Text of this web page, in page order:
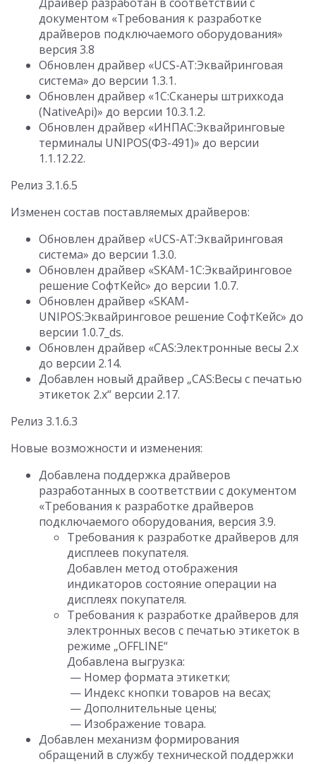
документом «Требования к разработке
драйверов подключаемого оборудования»
версия 3.8
Обновлен драйвер «UCS-AT:Эквайринговая
система» до версии 1.3.1.
Обновлен драйвер «1С:Сканеры штрихкода
(NativeApi)» до версии 10.3.1.2.
Обновлен драйвер «ИНПАС:Эквайринговые
терминалы UNIPOS(ФЗ-491)» до версии
1.1.12.22.
Релиз 3.1.6.5
Изменен состав поставляемых драйверов:
Обновлен драйвер «UCS-AT:Эквайринговая
система» до версии 1.3.0.
Обновлен драйвер «SKAM-1C:Эквайринговое
решение СофтКейс» до версии 1.0.7.
Обновлен драйвер «SKAM-
UNIPOS:Эквайринговое решение СофтКейс» до
версии 1.0.7_ds.
Обновлен драйвер «CAS:Электронные весы 2.х
до версии 2.14.
Добавлен новый драйвер „CAS:Весы с печатью
этикеток 2.х“ версии 2.17.
Релиз 3.1.6.3
Новые возможности и изменения:
Добавлена поддержка драйверов
разработанных в соответствии с документом
«Требования к разработке драйверов
подключаемого оборудования, версия 3.9.
Требования к разработке драйверов для
дисплеев покупателя.
Добавлен метод отображения
индикаторов состояние операции на
дисплеях покупателя.
Требования к разработке драйверов для
электронных весов с печатью этикеток в
режиме „OFFLINE“
Добавлена выгрузка:
— Номер формата этикетки;
— Индекс кнопки товаров на весах;
— Дополнительные цены;
— Изображение товара.
Добавлен механизм формирования
обращений в службу технической поддержки